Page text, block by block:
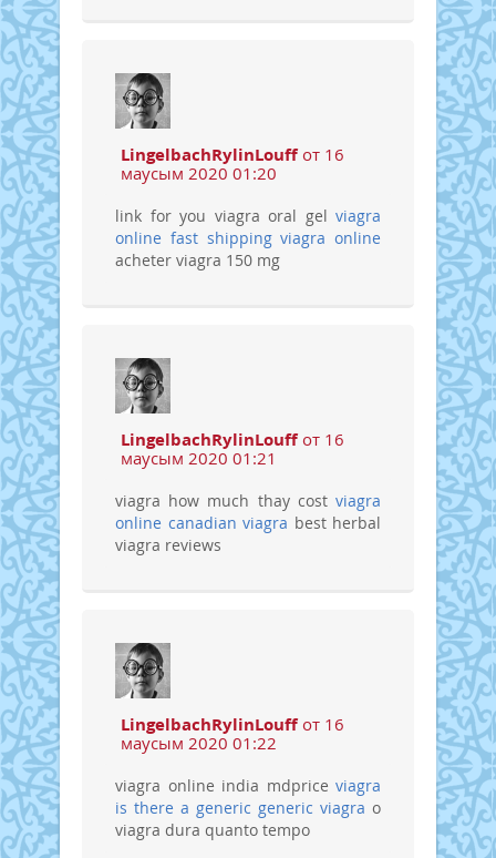
LingelbachRylinLouffот 16
маусым 2020 01:20
link for you viagra oral gel viagra
online fast shipping viagra online
acheter viagra 150 mg
LingelbachRylinLouffот 16
маусым 2020 01:21
viagra how much thay cost viagra
online canadian viagra best herbal
viagra reviews
LingelbachRylinLouffот 16
маусым 2020 01:22
viagra online india mdprice viagra
is there a generic generic viagra o
viagra dura quanto tempo